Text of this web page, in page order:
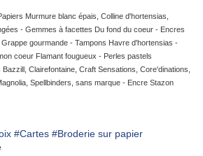
Murmure blanc épais, Colline d'hortensias,
- Gemmes à facettes Du fond du coeur - Encres
gourmande - Tampons Havre d'hortensias -
coeur Flamant fougueux - Perles pastels
Clairefontaine, Craft Sensations, Core'dinations,
Spellbinders, sans marque - Encre Stazon
#Cartes #Broderie sur papier